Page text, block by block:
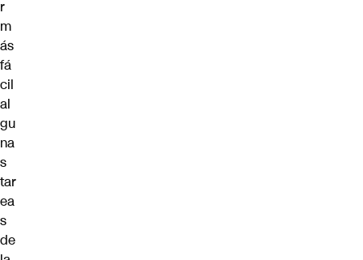
r
m
ás
fá
cil
al
gu
na
s
tar
ea
s
de